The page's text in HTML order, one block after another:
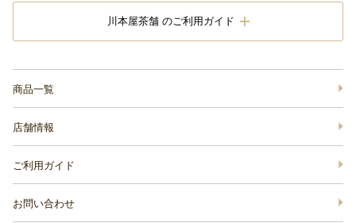
川本屋茶舗 のご利用ガイド
商品一覧
店舗情報
ご利用ガイド
お問い合わせ